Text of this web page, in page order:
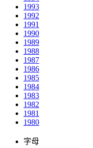
1993
1992
1991
1990
1989
1988
1987
1986
1985
1984
1983
1982
1981
1980
字母